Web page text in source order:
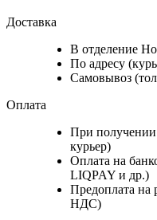
Доставка
В отделение
По адресу
Самовывоз
Оплата
При получении
курьер)
Оплата на
LIQPAY и др.)
Предоплата на
НДС)